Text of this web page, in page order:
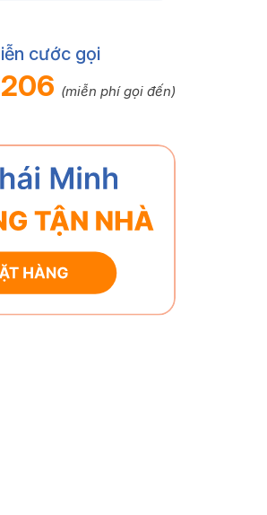
cước gọi
(miễn phí gọi đến)